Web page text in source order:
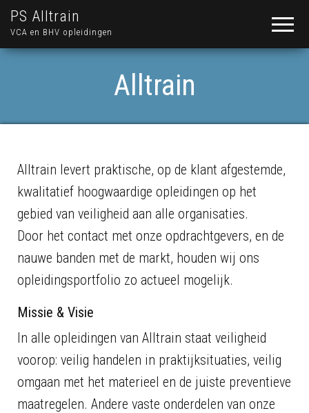
PS Alltrain
VCA en BHV opleidingen
Alltrain
Alltrain levert praktische, op de klant afgestemde,
kwalitatief hoogwaardige opleidingen op het
gebied van veiligheid aan alle organisaties.
Door het contact met onze opdrachtgevers, en de
nauwe banden met de markt, houden wij ons
opleidingsportfolio zo actueel mogelijk.
Missie & Visie
In alle opleidingen van Alltrain staat veiligheid
voorop: veilig handelen in praktijksituaties, veilig
omgaan met het materieel en de juiste preventieve
maatregelen. Andere vaste onderdelen van onze